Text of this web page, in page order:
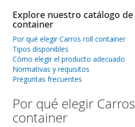
Explore nuestro catálogo
container
Por qué elegir Carros roll container
Tipos disponibles
Cómo elegir el producto adecuado
Normativas y requisitos
Preguntas frecuentes
Por qué elegir
container